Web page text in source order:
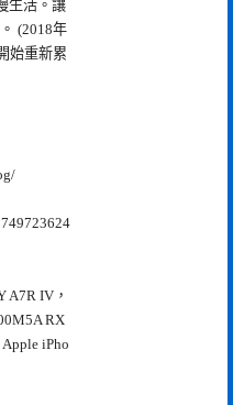
生活。讓
(2018年
始重新累
A7R IV，
RX
iPho